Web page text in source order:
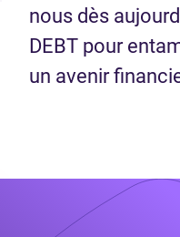
nous dès
DEBT pour
un avenir